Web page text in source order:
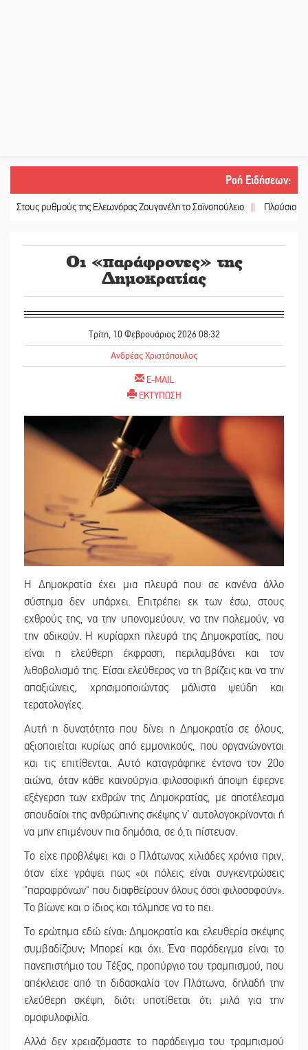
Ροή Ειδήσεων:
ρυθμούς της Ελεωνόρας Ζουγανέλη το Σαϊνοπούλειο || Πλούσιο
Οι «παράφρονες» της
Δημοκρατίας
Τρίτη, 10 Φεβρουάριος 2026 08:32
Ανδρέας Χριστόπουλος
E-MAIL
ΕΚΤΥΠΩΣΗ
Η Δημοκρατία έχει μια πλευρά που σε κανένα άλλο
σύστημα δεν υπάρχει. Επιτρέπει εκ των έσω, στους
εχθρούς της, να την υπονομεύουν, να την πολεμούν, να
την αδικούν. Η κυρίαρχη πλευρά της Δημοκρατίας, που
είναι η ελεύθερη έκφραση, περιλαμβάνει και τον
λιθοβολισμό της. Είσαι ελεύθερος να τη βρίζεις και να την
απαξιώνεις, χρησιμοποιώντας μάλιστα ψεύδη και
τερατολογίες.
Αυτή η δυνατότητα που δίνει η Δημοκρατία σε όλους,
αξιοποιείται κυρίως από εμμονικούς, που οργανώνονται
και τις επιτίθενται. Αυτό καταγράφηκε έντονα τον 20ο
αιώνα, όταν κάθε καινούργια φιλοσοφική άποψη έφερνε
εξέγερση των εχθρών της Δημοκρατίας, με αποτέλεσμα
σπουδαίοι της ανθρώπινης σκέψης ν’ αυτολογοκρίνονται ή
να μην επιμένουν πια δημόσια, σε ό,τι πίστευαν.
Το είχε προβλέψει και ο Πλάτωνας χιλιάδες χρόνια πριν,
όταν είχε γράψει πως «οι πόλεις είναι συγκεντρώσεις
"παραφρόνων" που διαφθείρουν όλους όσοι φιλοσοφούν».
Το βίωνε και ο ίδιος και τόλμησε να το πει.
Το ερώτημα εδώ είναι: Δημοκρατία και ελευθερία σκέψης
συμβαδίζουν; Μπορεί και όχι. Ένα παράδειγμα είναι το
πανεπιστήμιο του Τέξας, προπύργιο του τραμπισμού, που
απέκλεισε από τη διδασκαλία τον Πλάτωνα, δηλαδή την
ελεύθερη σκέψη, διότι υποτίθεται ότι μιλά για την
ομοφυλοφιλία.
Αλλά δεν χρειαζόμαστε το παράδειγμα του τραμπισμού